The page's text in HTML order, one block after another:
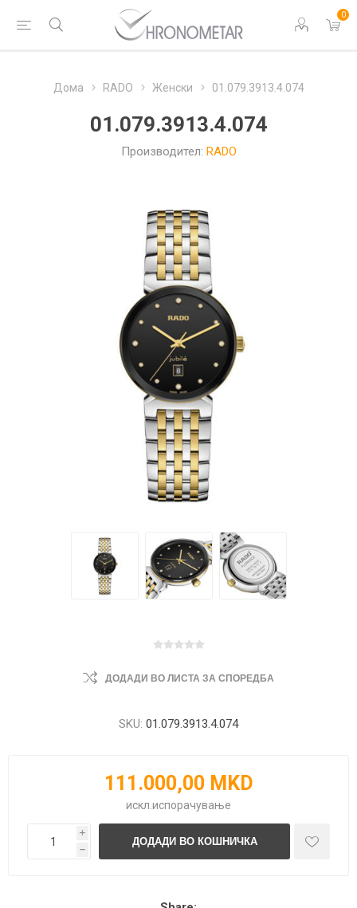
0
Дома RADO Женски 01.079.3913.4.074
01.079.3913.4.074
Производител: RADO
ДОДАДИ ВО ЛИСТА ЗА СПОРЕДБА
SKU: 01.079.3913.4.074
111.000,00 MKD
искл. испорачување
i
h